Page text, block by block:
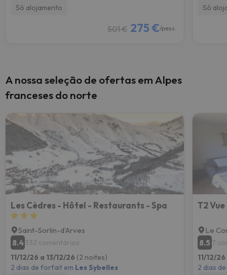
Só alojamento
501 € 275 €/pess.
Só
A nossa seleção de ofertas em Alpes
franceses do norte
Les Cèdres - Hôtel - Restaurants - Spa
Saint-Sorlin-d'Arves
8.4332 comentários
11/12/26 a 13/12/26 (2 noites)
2 dias de forfait em Les Sybelles
T2
Le
8.5 7
11/12/
2 dias